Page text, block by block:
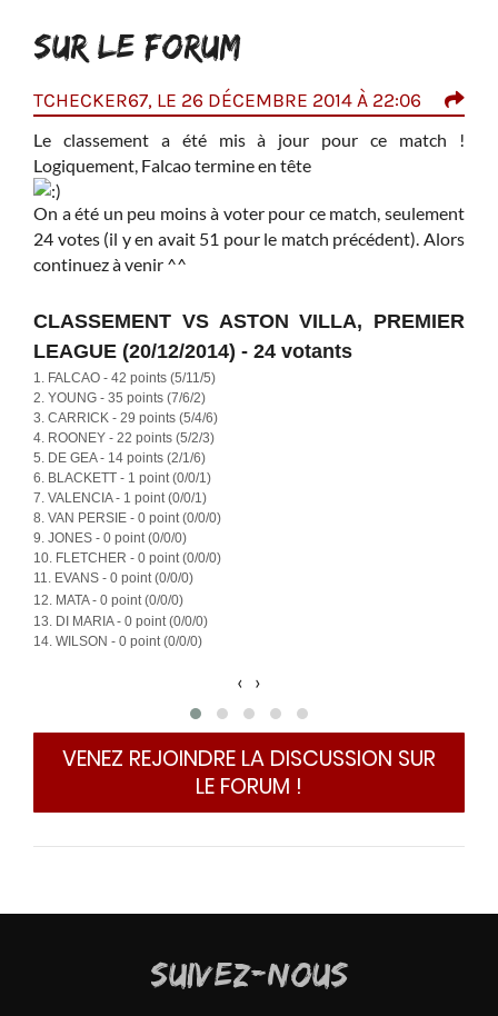
SUR LE FORUM
TCHECKER67, LE 26 DÉCEMBRE 2014 À 22:06
Le classement a été mis à jour pour ce match !
Logiquement, Falcao termine en tête
On a été un peu moins à voter pour ce match, seulement
24 votes (il y en avait 51 pour le match précédent). Alors
continuez à venir ^^
CLASSEMENT VS ASTON VILLA, PREMIER
LEAGUE (20/12/2014) - 24 votants
1. FALCAO - 42 points (5/11/5)
2. YOUNG - 35 points (7/6/2)
3. CARRICK - 29 points (5/4/6)
4. ROONEY - 22 points (5/2/3)
5. DE GEA - 14 points (2/1/6)
6. BLACKETT - 1 point (0/0/1)
7. VALENCIA - 1 point (0/0/1)
8. VAN PERSIE - 0 point (0/0/0)
9. JONES - 0 point (0/0/0)
10. FLETCHER - 0 point (0/0/0)
11. EVANS - 0 point (0/0/0)
12. MATA - 0 point (0/0/0)
13. DI MARIA - 0 point (0/0/0)
14. WILSON - 0 point (0/0/0)
‹ ›
VENEZ REJOINDRE LA DISCUSSION SUR
LE FORUM !
SUIVEZ-NOUS